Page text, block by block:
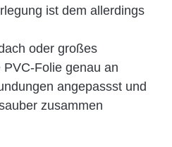
ist dem allerdings
oder großes
Folie genau an
angepassst und
zusammen